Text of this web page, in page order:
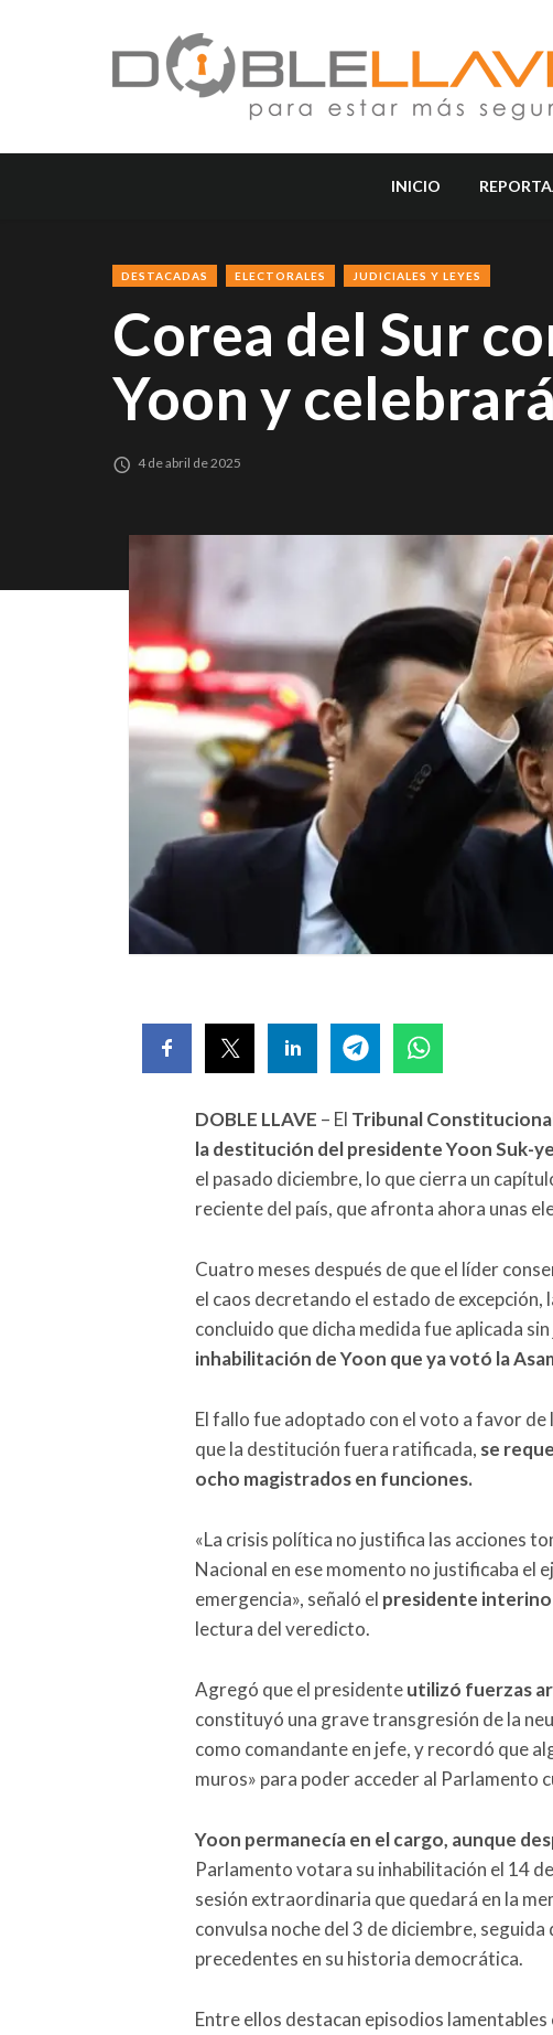
INICIO
DESTACADAS ELECTORALES JUDICIALES Y LEYES
Corea del Sur
Yoon y
4 de abril de 2025
DOBLE LLAVE – El Tribunal
la destitución del presidente Yoon Suk-
el pasado diciembre, lo que cierra un
reciente del país, que afronta ahora unas
Cuatro meses después de que el líder
el caos decretando el estado de
concluido que dicha medida fue aplicada
inhabilitación de Yoon que ya votó la
El fallo fue adoptado con el voto a favor
que la destitución fuera ratificada, se
ocho magistrados en funciones.
«La crisis política no justifica las acciones
Nacional en ese momento no justificaba el
emergencia», señaló el presidente
lectura del veredicto.
Agregó que el presidenteutilizó fuerzas
constituyó una grave transgresión de la
como comandante en jefe, y recordó que
muros» para poder acceder al Parlamento
Yoon permanecía en el cargo, aunque
Parlamento votara su inhabilitación el 14
sesión extraordinaria que quedará en la
convulsa noche del 3 de diciembre,
precedentes en su historia democrática.
Entre ellos destacan episodios